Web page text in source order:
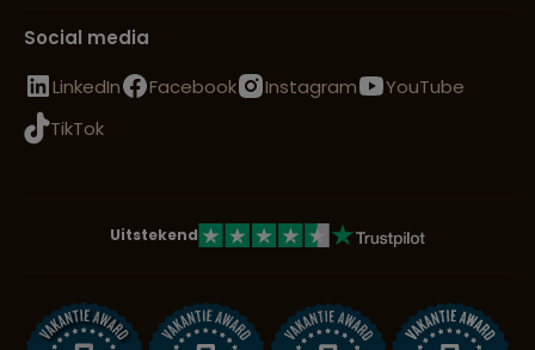
Social media
LinkedIn
Facebook Instagram
YouTube
TikTok
Uitstekend